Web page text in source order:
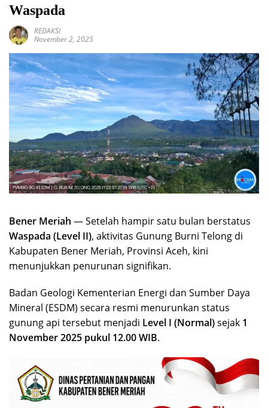
Waspada
REDAKSI
November 2, 2025
Bener Meriah — Setelah hampir satu bulan berstatus
Waspada (Level II), aktivitas Gunung Burni Telong di
Kabupaten Bener Meriah, Provinsi Aceh, kini
menunjukkan penurunan signifikan.
Badan Geologi Kementerian Energi dan Sumber Daya
Mineral (ESDM) secara resmi menurunkan status
gunung api tersebut menjadi Level I (Normal)sejak 1
November 2025 pukul 12.00 WIB.